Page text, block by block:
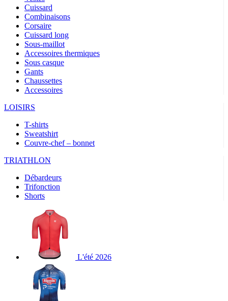
Cuissard
Combinaisons
Corsaire
Cuissard long
Sous-maillot
Accessoires thermiques
Sous casque
Gants
Chaussettes
Accessoires
LOISIRS
T-shirts
Sweatshirt
Couvre-chef – bonnet
TRIATHLON
Débardeurs
Trifonction
Shorts
L'été 2026